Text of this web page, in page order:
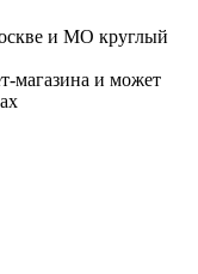
и МО круглый
магазина и может